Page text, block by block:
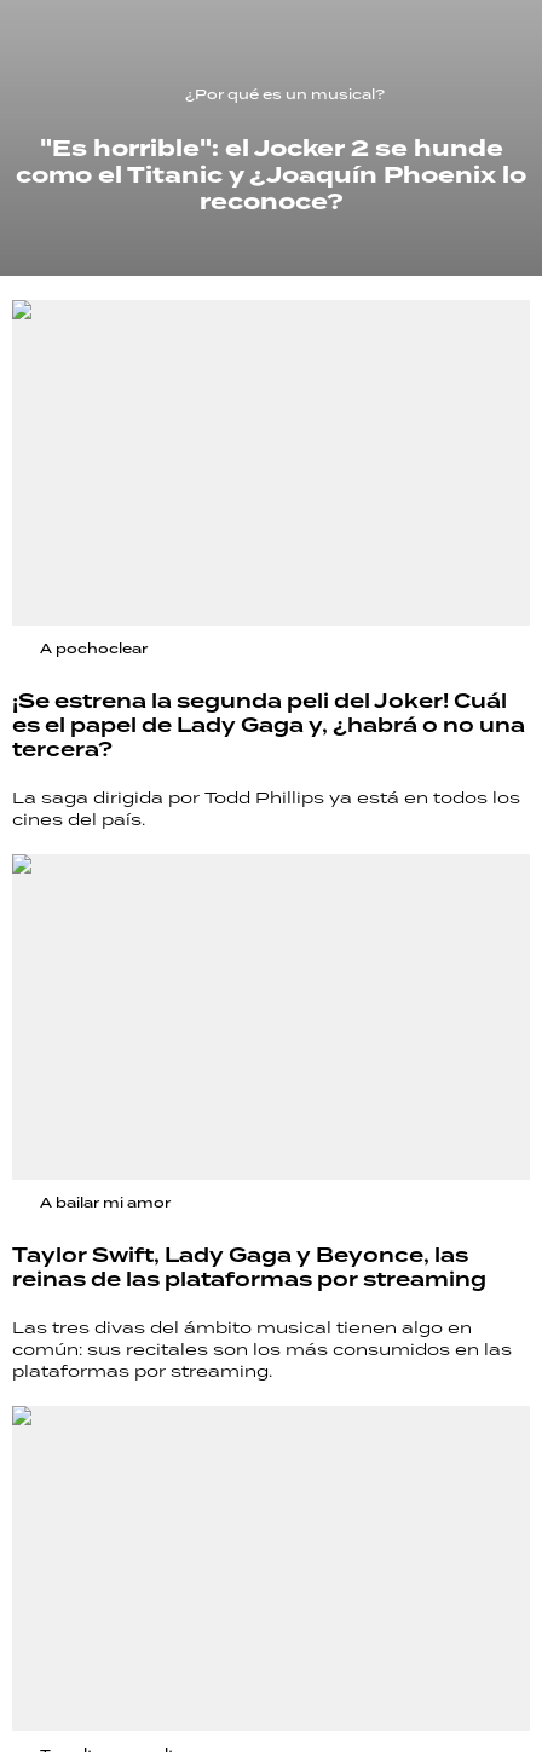
¿Por qué es un musical?
"Es horrible": el Jocker 2 se hunde
como el Titanic y ¿Joaquín Phoenix lo
reconoce?
A pochoclear
¡Se estrena la segunda peli del Joker! Cuál
es el papel de Lady Gaga y, ¿habrá o no una
tercera?
La saga dirigida por Todd Phillips ya está en todos los
cines del país.
A bailar mi amor
Taylor Swift, Lady Gaga y Beyonce, las
reinas de las plataformas por streaming
Las tres divas del ámbito musical tienen algo en
común: sus recitales son los más consumidos en las
plataformas por streaming.
RECETAS
PALABRAS